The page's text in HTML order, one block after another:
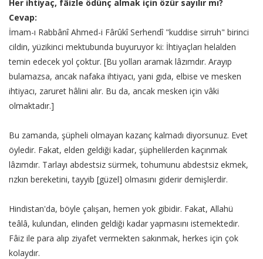
Her ihtiyaç, fâizle ödünç almak için özür sayılır mı?
Cevap:
İmam-ı Rabbânî Ahmed-i Fârûkî Serhendî "kuddise sirruh" birinci
cildin, yüzikinci mektubunda buyuruyor ki: İhtiyaçları helalden
temin edecek yol çoktur. [Bu yolları aramak lâzımdır. Arayıp
bulamazsa, ancak nafaka ihtiyacı, yani gıda, elbise ve mesken
ihtiyacı, zaruret hâlini alır. Bu da, ancak mesken için vâki
olmaktadır.]
Bu zamanda, şüpheli olmayan kazanç kalmadı diyorsunuz. Evet
öyledir. Fakat, elden geldiği kadar, şüphelilerden kaçınmak
lâzımdır. Tarlayı abdestsiz sürmek, tohumunu abdestsiz ekmek,
rızkın bereketini, tayyib [güzel] olmasını giderir demişlerdir.
Hindistan'da, böyle çalışan, hemen yok gibidir. Fakat, Allahü
teâlâ, kulundan, elinden geldiği kadar yapmasını istemektedir.
Fâiz ile para alıp ziyafet vermekten sakınmak, herkes için çok
kolaydır.